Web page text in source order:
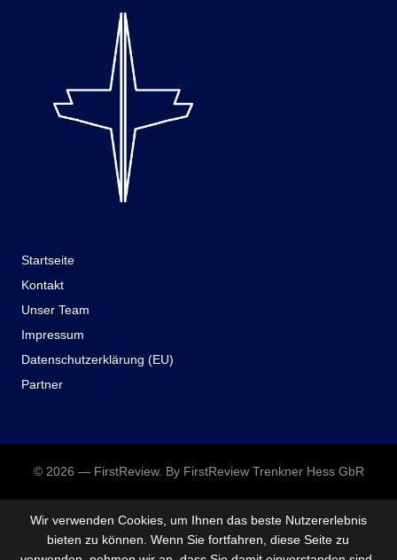
Startseite
Kontakt
Unser Team
Impressum
Datenschutzerklärung (EU)
Partner
© 2026 — FirstReview. By FirstReview Trenkner Hess GbR
Wir verwenden Cookies, um Ihnen das beste Nutzererlebnis
bieten zu können. Wenn Sie fortfahren, diese Seite zu